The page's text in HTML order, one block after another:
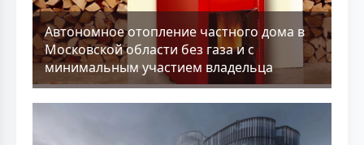
Aвтономное отопление частного дома в
Московской области без газа и с
минимальным участием владельца